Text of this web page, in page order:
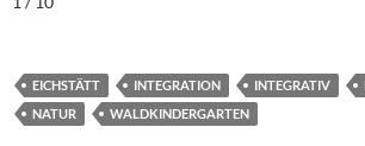
EICHSTÄTT INTEGRATION INTEGRATIV
NATUR
WALDKINDERGARTEN